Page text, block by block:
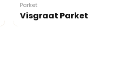
Parket
Visgraat Parket